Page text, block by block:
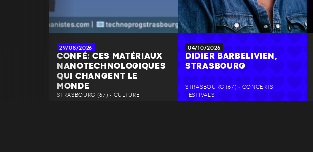
29/08/2026
CONFÉ: CES MATÉRIAUX
NANOTECHNOLOGIQUES
QUI CHANGENT LE
MONDE
STRASBOURG (67) • CULTURE
04/10/2026
DIDIER BARBELIVIEN,
STRASBOURG
STRASBOURG (67) • CONCERTS,
FESTIVALS